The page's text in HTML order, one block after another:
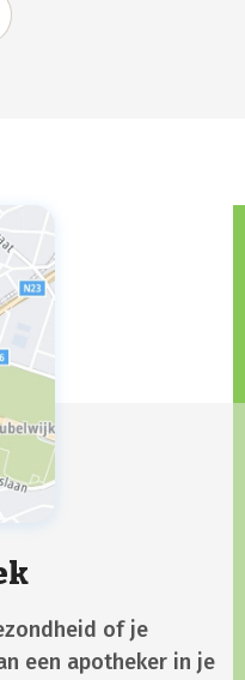
of je
een apotheker in je